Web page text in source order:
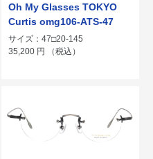
Oh My Glasses TOKYO
Curtis omg106-ATS-47
サイズ：47□20-145
35,200 円 （税込）